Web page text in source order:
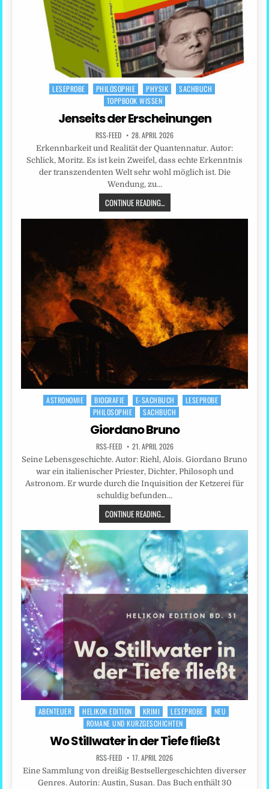
Posted
LESEPROBE PHILOSOPHIE PHYSIK
SACHBUCH
TOPPBOOK WISSEN
Jenseits der Erscheinungen
RSS-FEED 28. APRIL 2026
Erkennbarkeit und Realität der Quantennatur. Autor:
Schlick, Moritz. Es ist kein Zweifel, dass echte Erkenntnis
der transzendenten Welt sehr wohl möglich ist. Die
Wendung, zu…
CONTINUE READING...
Posted
ASTRONOMIE BIOGRAFIE E-SACHBUCH
LESEPROBE
PHILOSOPHIE
SACHBUCH
Giordano Bruno
RSS-FEED 21. APRIL 2026
Seine Lebensgeschichte. Autor: Riehl, Alois. Giordano Bruno
war ein italienischer Priester, Dichter, Philosoph und
Astronom. Er wurde durch die Inquisition der Ketzerei für
schuldig befunden…
CONTINUE READING...
Posted
ABENTEUER HELIKON EDITION KRIMI LESEPROBE
NEU
ROMANE UND KURZGESCHICHTEN
Wo Stillwater in der Tiefe fließt
RSS-FEED 17. APRIL 2026
Eine Sammlung von dreißig Bestsellergeschichten diverser
Genres. Autorin: Austin, Susan. Das Buch enthält 30